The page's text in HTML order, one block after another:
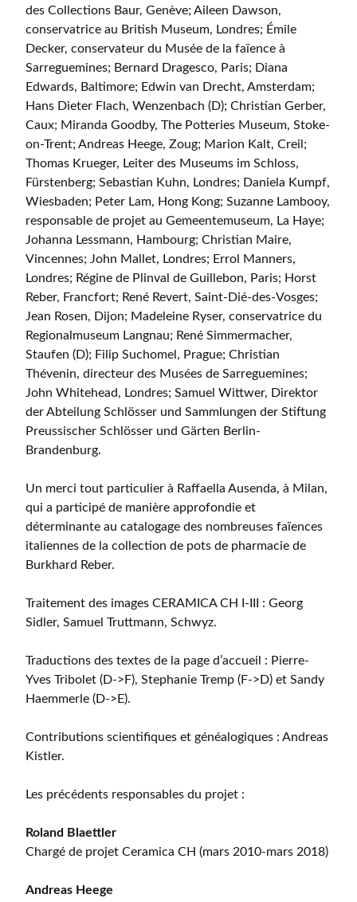
des Collections Baur, Genève; Aileen Dawson,
conservatrice au British Museum, Londres; Émile
Decker, conservateur du Musée de la faïence à
Sarreguemines; Bernard Dragesco, Paris; Diana
Edwards, Baltimore; Edwin van Drecht, Amsterdam;
Hans Dieter Flach, Wenzen­bach (D); Christian Gerber,
Caux; Miranda Goodby, The Potteries Museum, Stoke-
on-Trent; Andreas Heege, Zoug; Marion Kalt, Creil;
Thomas Krueger, Leiter des Museums im Schloss,
Fürstenberg; Sebastian Kuhn, Londres; Daniela Kumpf,
Wiesbaden; Peter Lam, Hong Kong; Suzanne Lambooy,
responsable de projet au Gemeentemuseum, La Haye;
Johanna Lessmann, Hambourg; Christian Maire,
Vincennes; John Mallet, Londres; Errol Manners,
Londres; Régine de Plinval de Guillebon, Paris; Horst
Reber, Francfort; René Revert, Saint-Dié-des-Vosges;
Jean Rosen, Dijon; Madeleine Ryser, conservatrice du
Regionalmuseum Langnau; René Simmermacher,
Staufen (D); Filip Suchomel, Prague; Christian
Thévenin, directeur des Musées de Sarre­guemines;
John Whitehead, Londres; Samuel Wittwer, Direktor
der Abteilung Schlösser und Sammlungen der Stiftung
Preussischer Schlösser und Gärten Berlin-
Brandenburg.
Un merci tout particulier à Raffaella Ausenda, à Milan,
qui a participé de manière approfondie et
déterminante au catalogage des nombreuses faïences
italiennes de la collection de pots de pharmacie de
Burkhard Reber.
Traitement des images CERAMICA CH I-III : Georg
Sidler, Samuel Truttmann, Schwyz.
Traductions des textes de la page d’accueil : Pierre-
Yves Tribolet (D->F), Stephanie Tremp (F->D) et Sandy
Haemmerle (D->E).
Contributions scientifiques et généalogiques : Andreas
Kistler.
Les précédents responsables du projet :
Roland Blaettler
Chargé de projet Ceramica CH (mars 2010-mars 2018)
Andreas Heege